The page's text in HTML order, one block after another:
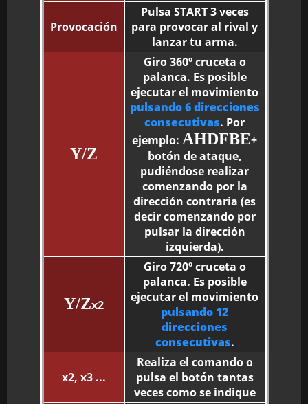
Provocación
Pulsa START 3 veces
para provocar al rival y
lanzar tu arma.
Y/Z
Giro 360º cruceta o
palanca. Es posible
ejecutar el movimiento
pulsando 6 direcciones
consecutivas. Por
ejemplo: AHDFBE+
botón de ataque,
pudiéndose realizar
comenzando por la
dirección contraria (es
decir comenzando por
pulsar la dirección
izquierda).
Y/Zx2
Giro 720º cruceta o
palanca. Es posible
ejecutar el movimiento
pulsando 12
direcciones
consecutivas.
x2, x3 ...
Realiza el comando o
pulsa el botón tantas
veces como se indique